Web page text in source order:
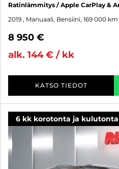
Ratinlämmitys / Apple CarPlay &
2019 , Manuaali, Bensiini, 169 000 km
8 950 €
alk. 144 € / kk
KATSO TIEDOT
6 kk korotonta ja kulutonta